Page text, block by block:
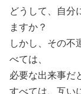
どうして、自分
ますか？
しかし、その不
べては、
必要な出来事だ
すべては、互い